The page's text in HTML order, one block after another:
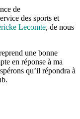
de
des sports et
Lecomte, de nous
une bonne
en réponse à ma
qu’il répondra à